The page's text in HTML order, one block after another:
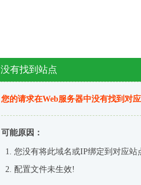
没有找到站点
您的请求在Web服务器中没有找到对
可能原因：
您没有将此域名或IP绑定到对应站
配置文件未生效!